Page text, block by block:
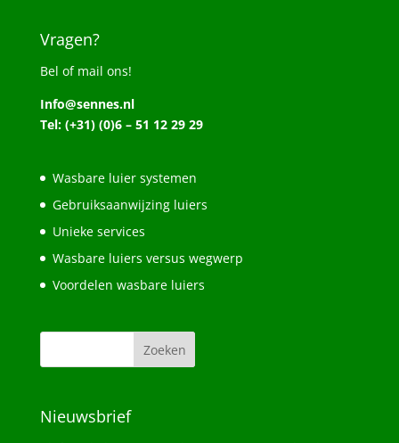
Vragen?
Bel of mail ons!
Info@sennes.nl
Tel: (+31) (0)6 – 51 12 29 29
Wasbare luier systemen
Gebruiksaanwijzing luiers
Unieke services
Wasbare luiers versus wegwerp
Voordelen wasbare luiers
Nieuwsbrief